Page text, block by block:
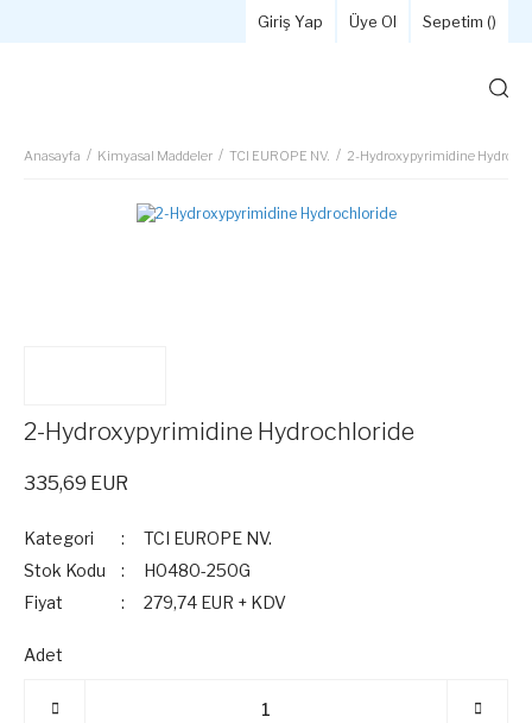
Giriş Yap Üye Ol Sepetim ()
Anasayfa Kimyasal Maddeler TCI EUROPE NV. 2-Hydroxypyrimidine
2-Hydroxypyrimidine Hydrochloride
335,69 EUR
Kategori
TCI EUROPE NV.
Stok Kodu
H0480-250G
Fiyat
279,74 EUR + KDV
Adet